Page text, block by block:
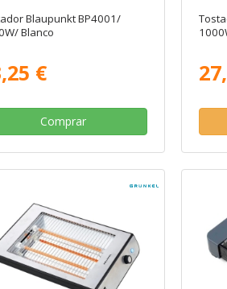
Blaupunkt BP4001/
Blanco
€
Comprar